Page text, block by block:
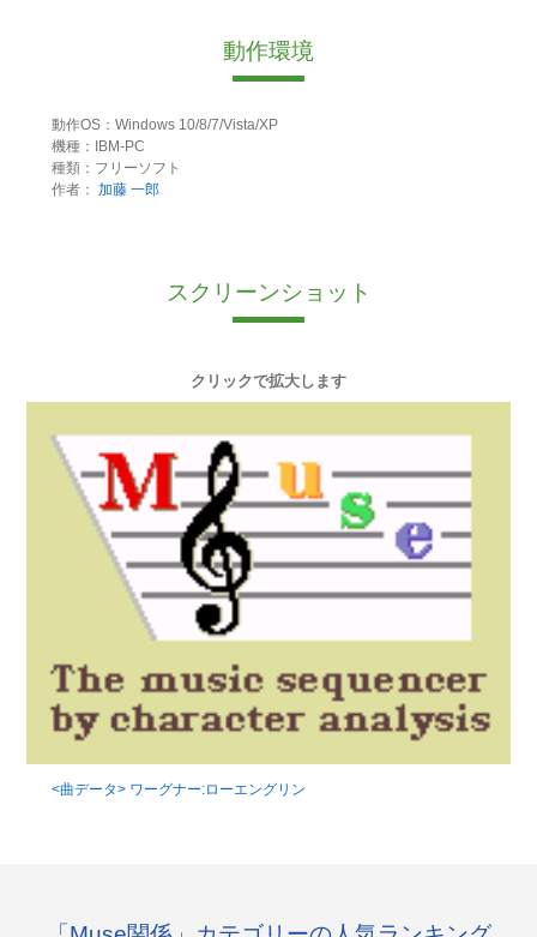
動作環境
動作OS：Windows 10/8/7/Vista/XP
機種：IBM-PC
種類：フリーソフト
作者： 加藤 一郎
スクリーンショット
クリックで拡大します
<曲データ> ワーグナー:ローエングリン